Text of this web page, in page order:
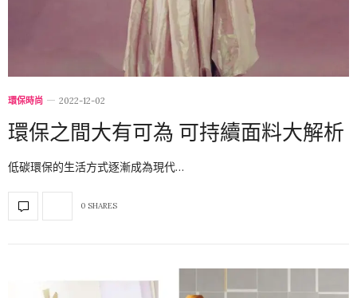
環保時尚 2022-12-02
環保之間大有可為 可持續面料大解析
低碳環保的生活方式逐漸成為現代…
0 SHARES